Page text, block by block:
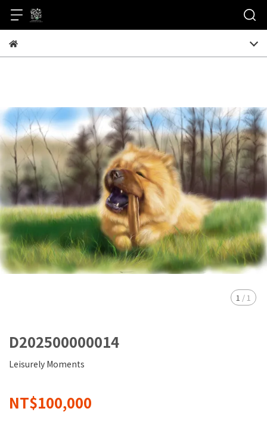
1 / 1
D202500000014
Leisurely Moments
NT$100,000